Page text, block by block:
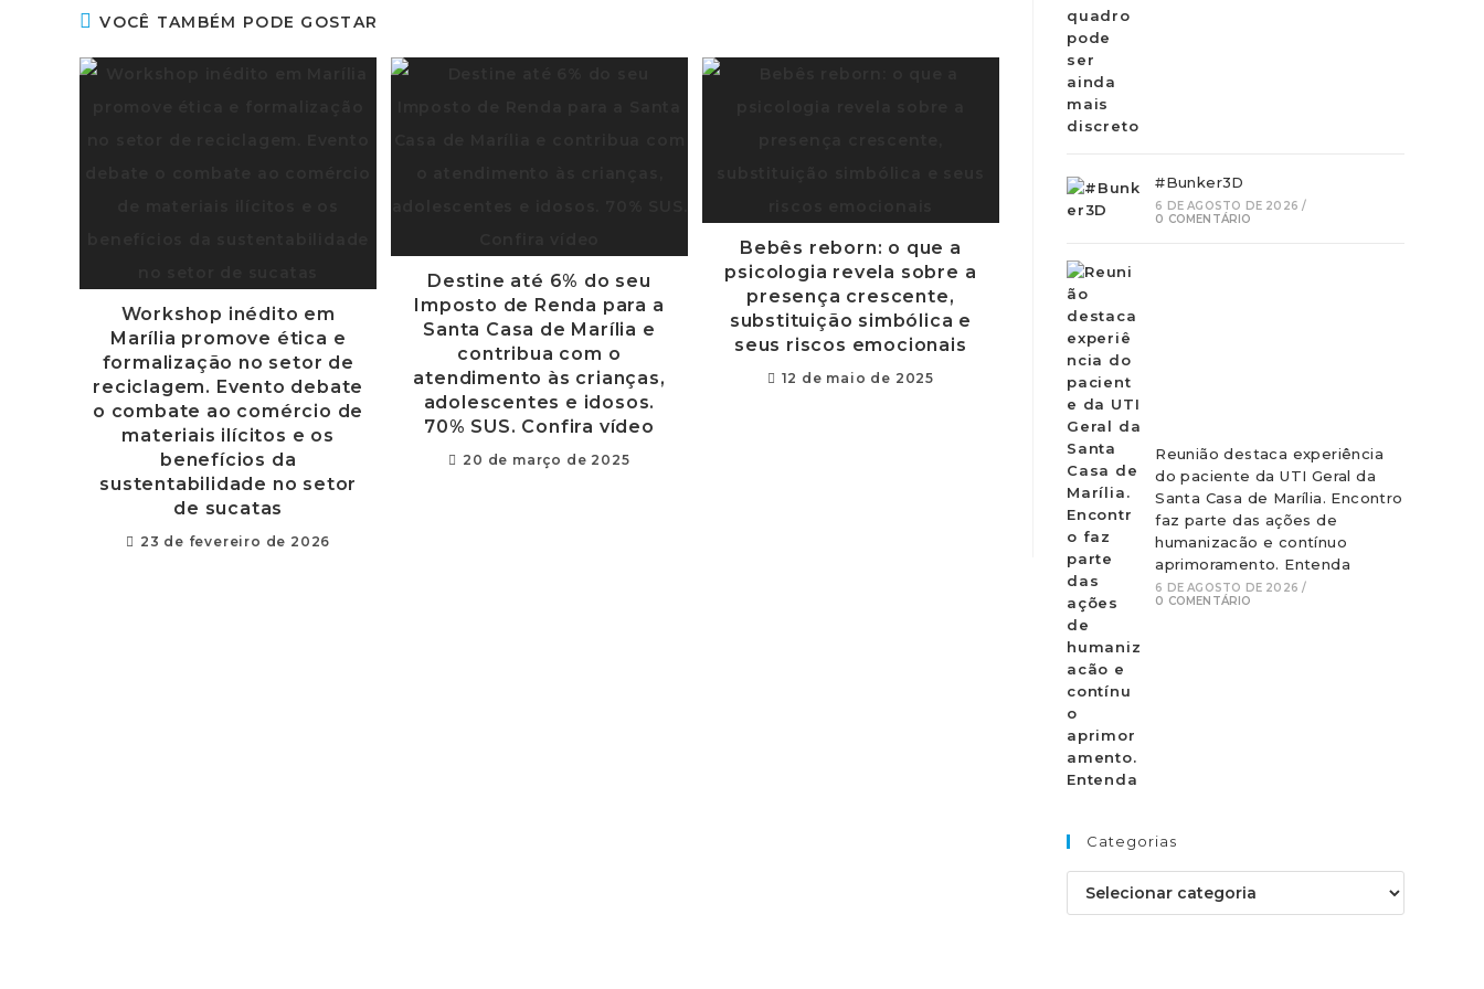
VOCÊ TAMBÉM PODE GOSTAR
Workshop inédito em
Marília promove ética e
formalização no setor de
reciclagem. Evento debate
o combate ao comércio de
materiais ilícitos e os
benefícios da
sustentabilidade no setor
de sucatas
23 de fevereiro de 2026
Destine até 6% do seu
Imposto de Renda para a
Santa Casa de Marília e
contribua com o
atendimento às crianças,
adolescentes e idosos.
70% SUS. Confira vídeo
20 de março de 2025
Bebês reborn: o que a
psicologia revela sobre a
presença crescente,
substituição simbólica e
seus riscos emocionais
12 de maio de 2025
#Bunker3D
6 DE AGOSTO DE 2026 /
0 COMENTÁRIO
Reunião destaca experiência
do paciente da UTI Geral da
Santa Casa de Marília. Encontro
faz parte das ações de
humanizacão e contínuo
aprimoramento. Entenda
6 DE AGOSTO DE 2026 /
0 COMENTÁRIO
Categorias